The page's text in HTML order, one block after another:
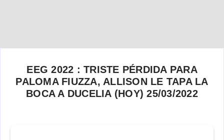
EEG 2022 : TRISTE PÉRDIDA PARA
PALOMA FIUZZA, ALLISON LE TAPA LA
BOCA A DUCELIA (HOY) 25/03/2022